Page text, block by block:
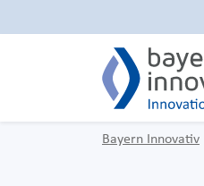
Bayern Innovativ